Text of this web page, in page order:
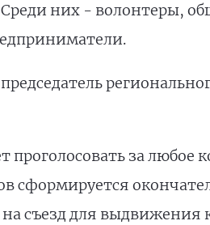
Среди них - волонтеры,
проголосовать за любое
сформируется
съезд для